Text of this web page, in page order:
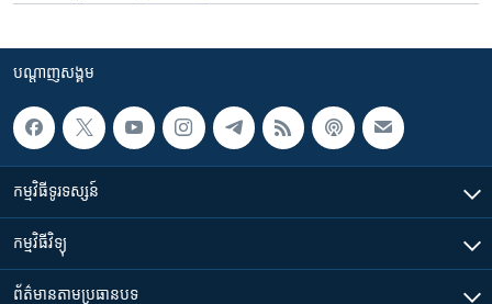
បណ្តាញ​សង្គម
កម្មវិធី​ទូរទស្សន៍
កម្មវិធី​វិទ្យុ
ព័ត៌មាន​តាមប្រធានបទ​